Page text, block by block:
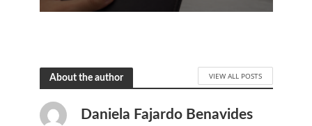
About the author VIEW ALL POSTS
Daniela Fajardo Benavides